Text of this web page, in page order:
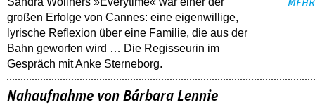
großen Erfolge von Cannes: eine eigenwillige,
lyrische Reflexion über eine ­Familie, die aus der
Bahn geworfen wird … Die Regisseurin im
Gespräch mit Anke Sterneborg.
MEHR
Nahaufnahme von Bárbara Lennie